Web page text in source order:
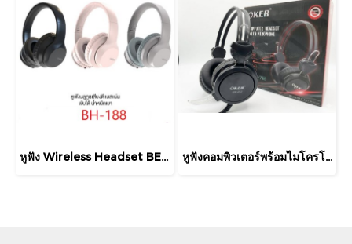
หูฟัง Wireless Headset BETENO รุ่น BH-188 หูฟังบลูทูธ นุ่ม สบายหู พับได้ มีไมค์ HEADSET + MIC หูฟังคอมพิวเตอร์พร้อมไมโครโฟน OKER รุ่น SM-712 จะเล่นเกม ฟังเพลง หรือดูหนัง